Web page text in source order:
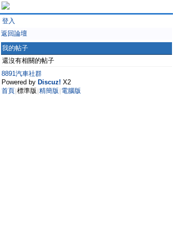
登入
返回論壇
我的帖子
還沒有相關的帖子
8891汽車社群
Powered by Discuz! X2
首頁 標準版 精簡版 電腦版